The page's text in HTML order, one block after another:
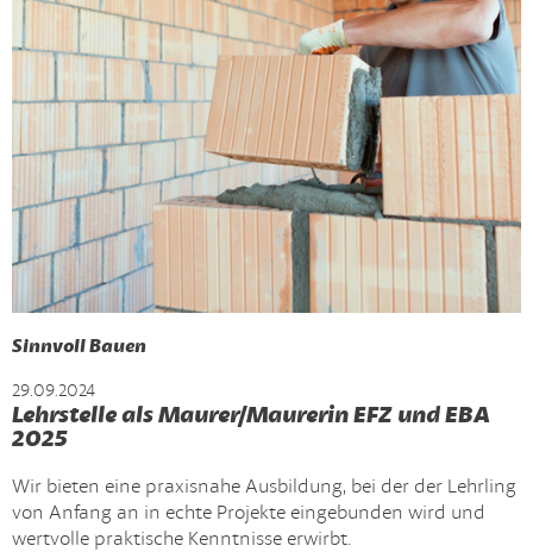
Sinnvoll Bauen
29.09.2024
Lehrstelle als Maurer/Maurerin EFZ und EBA
2025
Wir bieten eine praxisnahe Ausbildung, bei der der Lehrling
von Anfang an in echte Projekte eingebunden wird und
wertvolle praktische Kenntnisse erwirbt.